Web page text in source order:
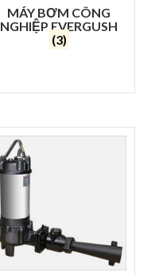
MÁY BƠM CÔNG
NGHIỆP EVERGUSH
(3)